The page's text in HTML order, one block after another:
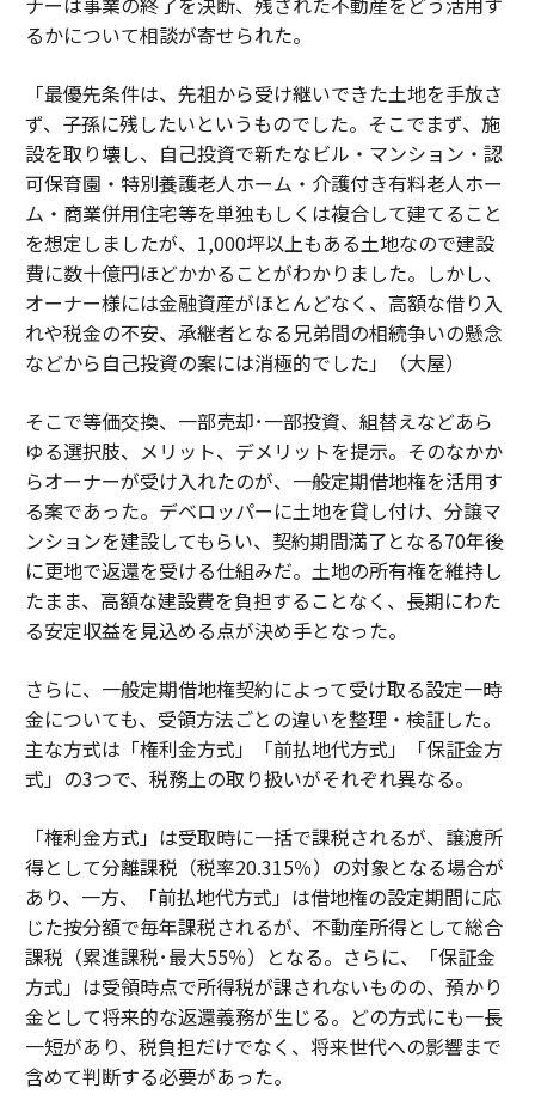
るかについて相談が寄せられた。
「最優先条件は、先祖から受け継いできた土地を手放さ
ず、子孫に残したいというものでした。そこでまず、施
設を取り壊し、自己投資で新たなビル・マンション・認
可保育園・特別養護老人ホーム・介護付き有料老人ホー
ム・商業併用住宅等を単独もしくは複合して建てること
を想定しましたが、1,000坪以上もある土地なので建設
費に数十億円ほどかかることがわかりました。しかし、
オーナー様には金融資産がほとんどなく、高額な借り入
れや税金の不安、承継者となる兄弟間の相続争いの懸念
などから自己投資の案には消極的でした」（大屋）
そこで等価交換、一部売却･一部投資、組替えなどあら
ゆる選択肢、メリット、デメリットを提示。そのなかか
らオーナーが受け入れたのが、一般定期借地権を活用す
る案であった。デベロッパーに土地を貸し付け、分譲マ
ンションを建設してもらい、契約期間満了となる70年後
に更地で返還を受ける仕組みだ。土地の所有権を維持し
たまま、高額な建設費を負担することなく、長期にわた
る安定収益を見込める点が決め手となった。
さらに、一般定期借地権契約によって受け取る設定一時
金についても、受領方法ごとの違いを整理・検証した。
主な方式は「権利金方式」「前払地代方式」「保証金方
式」の3つで、税務上の取り扱いがそれぞれ異なる。
「権利金方式」は受取時に一括で課税されるが、譲渡所
得として分離課税（税率20.315％）の対象となる場合が
あり、一方、「前払地代方式」は借地権の設定期間に応
じた按分額で毎年課税されるが、不動産所得として総合
課税（累進課税･最大55％）となる。さらに、「保証金
方式」は受領時点で所得税が課されないものの、預かり
金として将来的な返還義務が生じる。どの方式にも一長
一短があり、税負担だけでなく、将来世代への影響まで
含めて判断する必要があった。